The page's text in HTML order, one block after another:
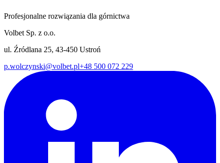
Profesjonalne rozwiązania dla górnictwa
Volbet Sp. z o.o.
ul. Źródlana 25, 43-450 Ustroń
p.wolczynski@volbet.pl+48 500 072 229